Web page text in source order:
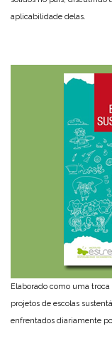
aplicabilidade delas.
Elaborado como uma
projetos de escolas
enfrentados diariamente